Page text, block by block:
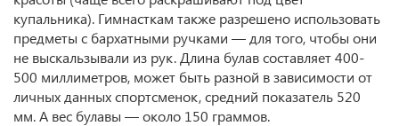
купальника). Гимнасткам также разрешено использовать
предметы с бархатными ручками — для того, чтобы они
не выскальзывали из рук. Длина булав составляет 400-
500 миллиметров, может быть разной в зависимости от
личных данных спортсменок, средний показатель 520
мм. А вес булавы — около 150 граммов.